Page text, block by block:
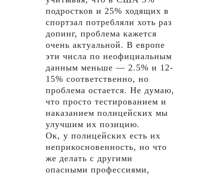
подростков и 25% ходящих в
спортзал потребляли хоть раз
допинг, проблема кажется
очень актуальной. В европе
эти числа по неофициальным
данным меньше — 2.5% и 12-
15% соответственно, но
проблема остается. Не думаю,
что просто тестированием и
наказанием полицейских мы
улучшим их позицию.
Ок, у полицейских есть их
неприкосновенность, но что
же делать с другими
опасными профессиями,